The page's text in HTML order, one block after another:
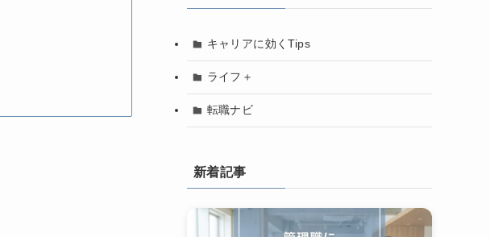
キャリアに効くTips
ライフ＋
転職ナビ
新着記事